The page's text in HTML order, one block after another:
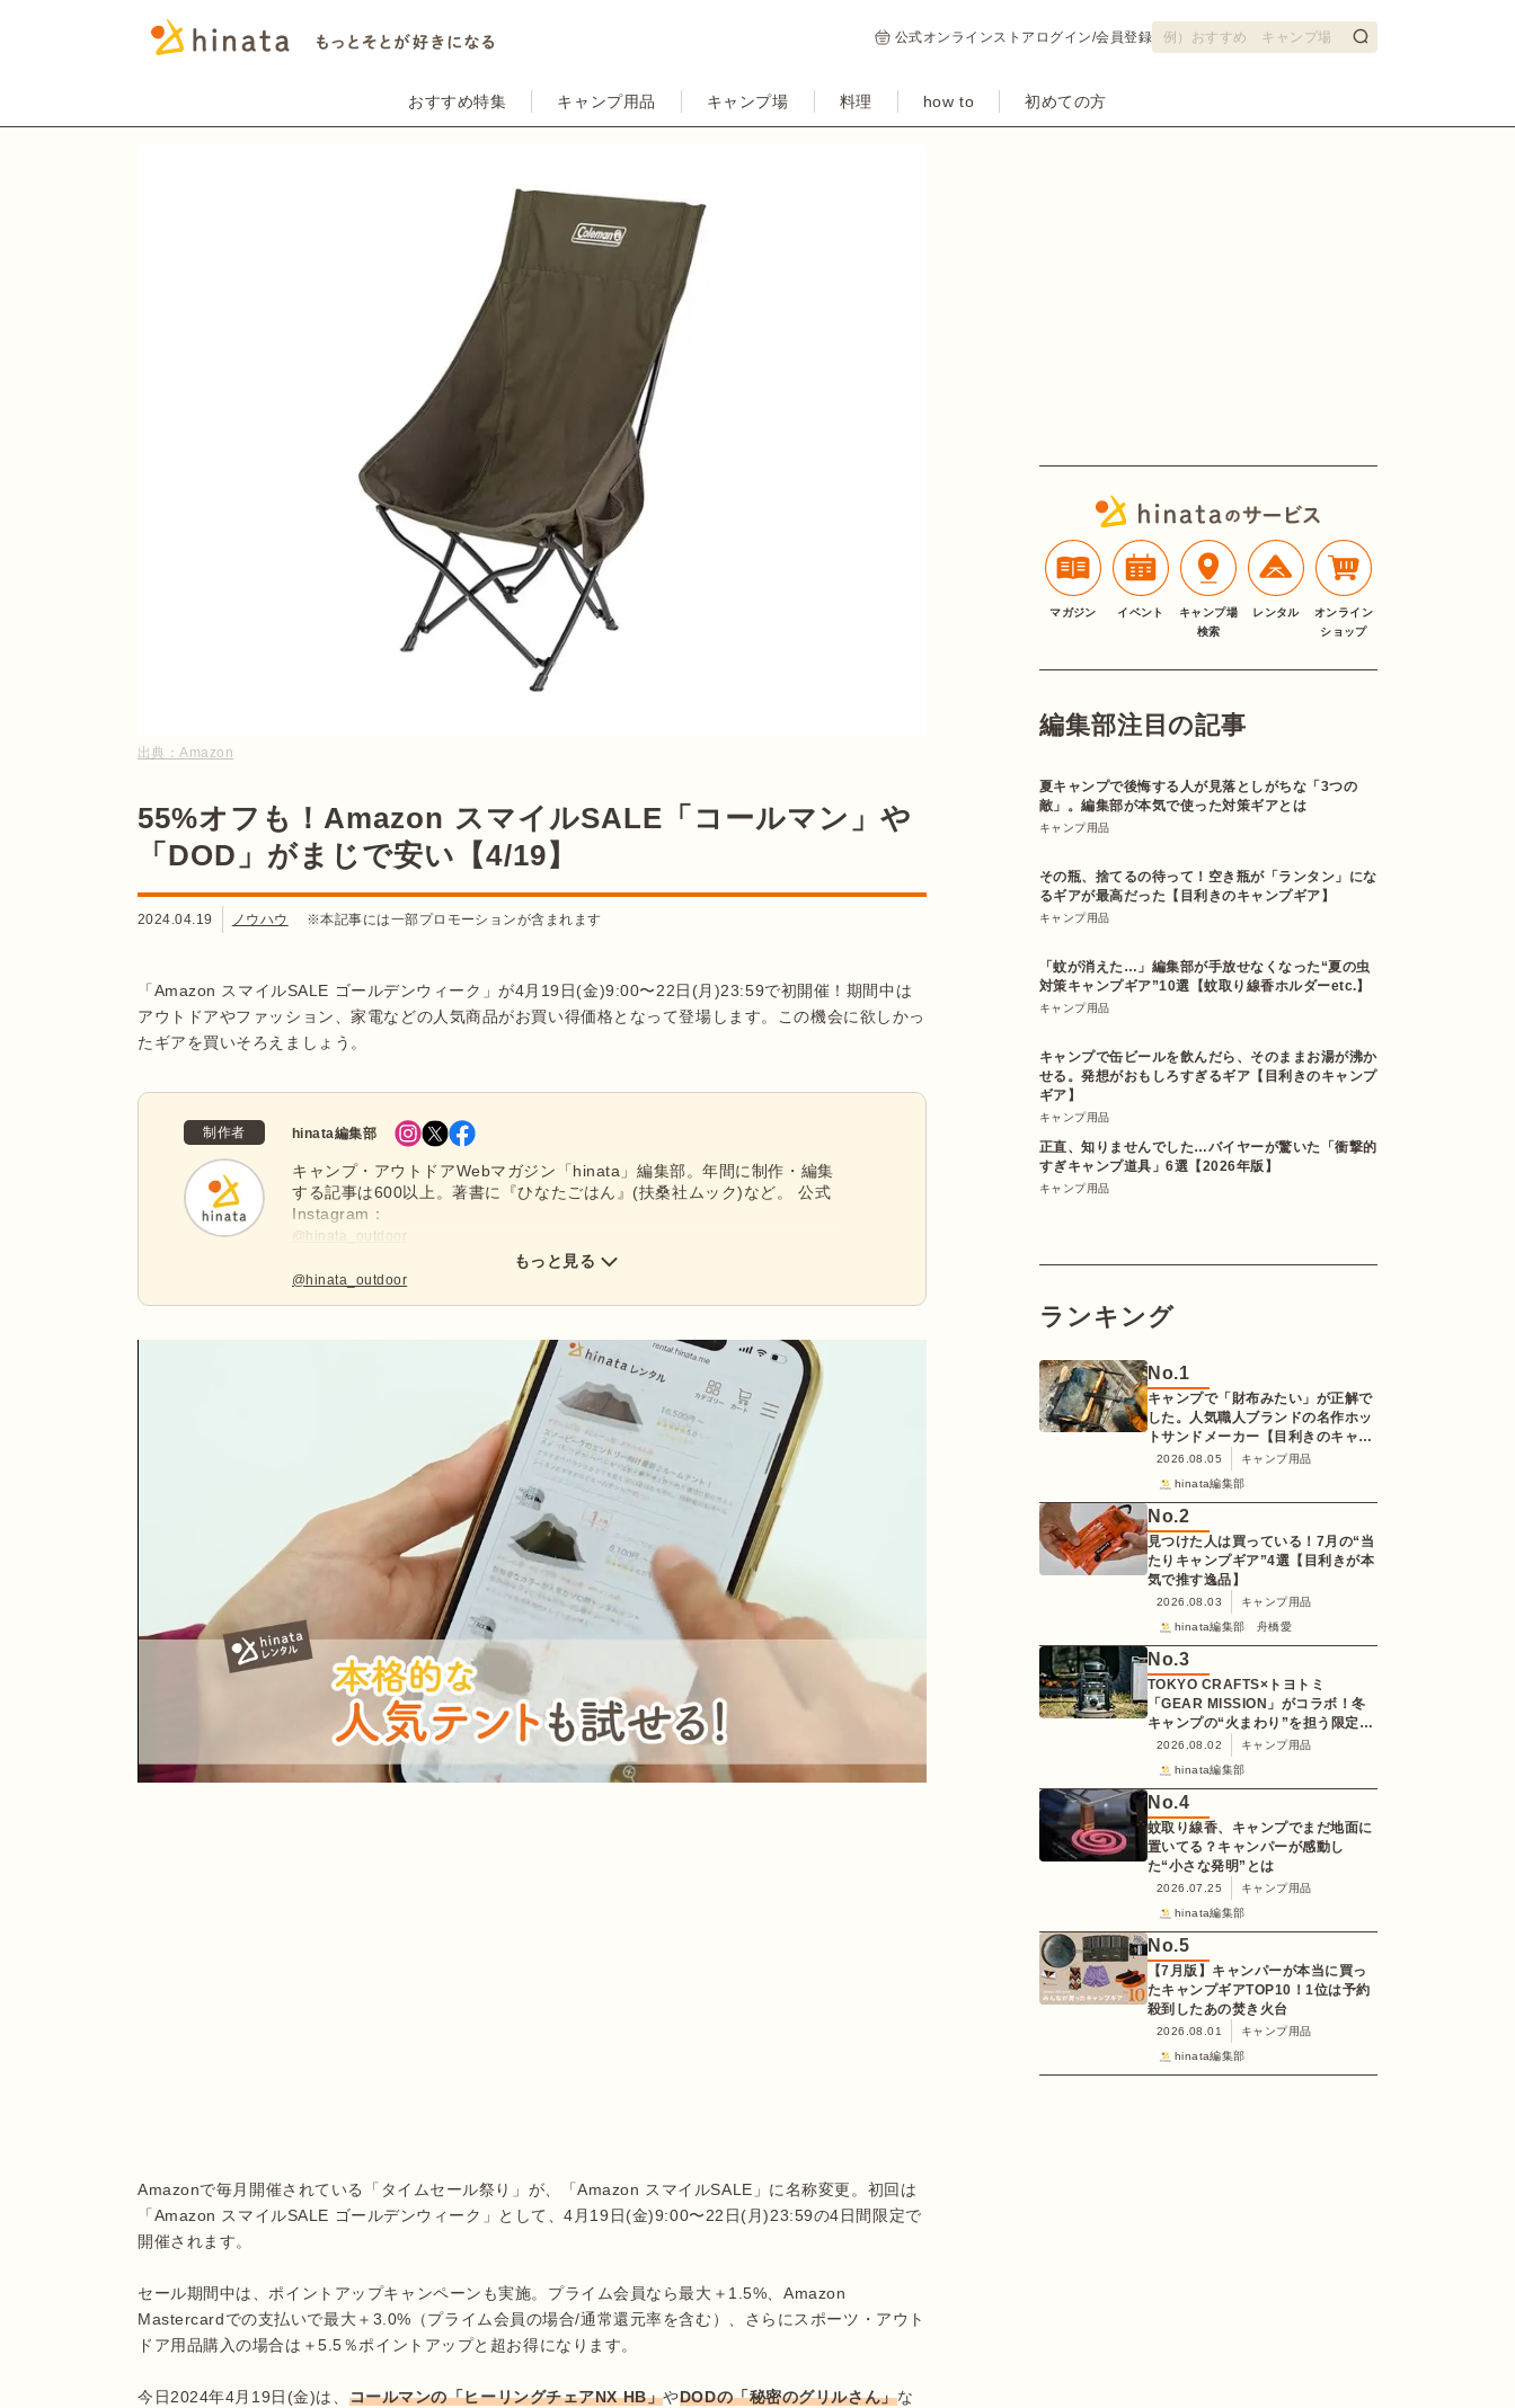
公式オンラインストア ログイン/会員登録
おすすめ特集 キャンプ用品 キャンプ場 料理 how to 初めての方
出典：Amazon
55%オフも！Amazon スマイルSALE「コールマン」や
「DOD」がまじで安い【4/19】
2024.04.19 ノウハウ ※本記事には一部プロモーションが含まれます
「Amazon スマイルSALE ゴールデンウィーク」が4月19日(金)9:00〜22日(月)23:59で初開催！期間中は
アウトドアやファッション、家電などの人気商品がお買い得価格となって登場します。この機会に欲しかっ
たギアを買いそろえましょう。
制作者 hinata編集部
キャンプ・アウトドアWebマガジン「hinata」編集部。年間に制作・編集
する記事は600以上。著書に『ひなたごはん』(扶桑社ムック)など。 公式
Instagram：
@hinata_outdoor
@hinata_outdoor
もっと見る
Amazonで毎月開催されている「タイムセール祭り」が、「Amazon スマイルSALE」に名称変更。初回は
「Amazon スマイルSALE ゴールデンウィーク」として、4月19日(金)9:00〜22日(月)23:59の4日間限定で
開催されます。
セール期間中は、ポイントアップキャンペーンも実施。プライム会員なら最大＋1.5%、Amazon
Mastercardでの支払いで最大＋3.0%（プライム会員の場合/通常還元率を含む）、さらにスポーツ・アウト
ドア用品購入の場合は＋5.5％ポイントアップと超お得になります。
今日2024年4月19日(金)は、 コールマンの「ヒーリングチェアNX HB」やDODの「秘密のグリルさん」な
マガジン イベント
キャンプ場
検索
レンタル
オンライン
ショップ
編集部注目の記事
夏キャンプで後悔する人が見落としがちな「3つの
敵」。編集部が本気で使った対策ギアとは
キャンプ用品
その瓶、捨てるの待って！空き瓶が「ランタン」にな
るギアが最高だった【目利きのキャンプギア】
キャンプ用品
「蚊が消えた…」編集部が手放せなくなった“夏の虫
対策キャンプギア”10選【蚊取り線香ホルダーetc.】
キャンプ用品
キャンプで缶ビールを飲んだら、そのままお湯が沸か
せる。発想がおもしろすぎるギア【目利きのキャンプ
ギア】
キャンプ用品
正直、知りませんでした…バイヤーが驚いた「衝撃的
すぎキャンプ道具」6選【2026年版】
キャンプ用品
ランキング
No.1
キャンプで「財布みたい」が正解で
した。人気職人ブランドの名作ホッ
トサンドメーカー【目利きのキャン
プギア】
2026.08.05
キャンプ用品
hinata編集部
No.2
見つけた人は買っている！7月の“当
たりキャンプギア”4選【目利きが本
気で推す逸品】
2026.08.03
キャンプ用品
hinata編集部 舟橋愛
No.3
TOKYO CRAFTS×トヨトミ
「GEAR MISSION」がコラボ！冬
キャンプの“火まわり”を担う限定
K3クッキングストーブが登場
2026.08.02
キャンプ用品
hinata編集部
No.4
蚊取り線香、キャンプでまだ地面に
置いてる？キャンパーが感動し
た“小さな発明”とは
2026.07.25
キャンプ用品
hinata編集部
No.5
【7月版】キャンパーが本当に買っ
たキャンプギアTOP10！1位は予約
殺到したあの焚き火台
2026.08.01
キャンプ用品
hinata編集部